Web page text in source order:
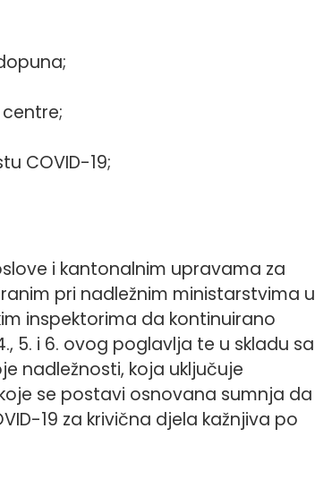
COVID-19;
i kantonalnim upravama za
pri nadležnim ministarstvima u
inspektorima da kontinuirano
5. i 6. ovog poglavlja te u skladu sa
nadležnosti, koja uključuje
se postavi osnovana sumnja da
19 za krivična djela kažnjiva po